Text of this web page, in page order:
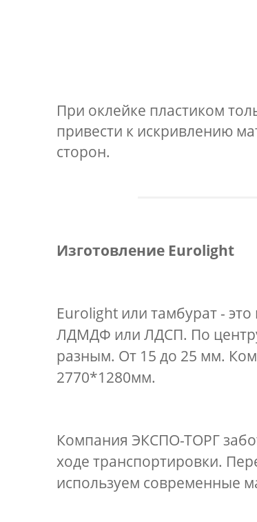
При оклейке пластиком
привести к искривлению
сторон.
Изготовление Eurolight
Eurolight или тамбурат -
ЛДМДФ или ЛДСП. По центру
разным. От 15 до 25 мм.
2770*1280мм.
Компания ЭКСПО-ТОРГ
ходе транспортировки.
используем современные